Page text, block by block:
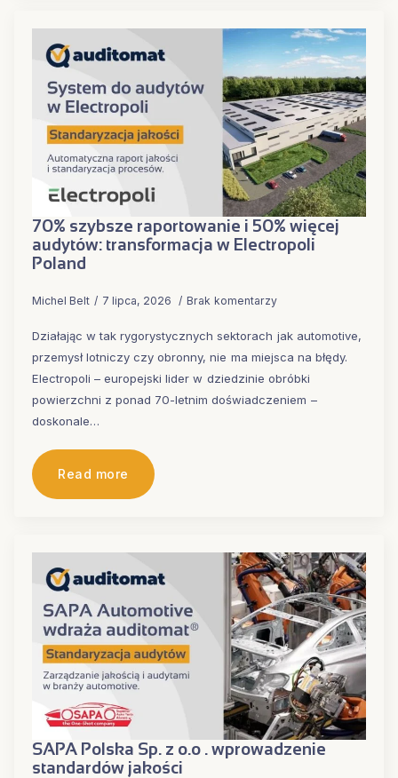
70% szybsze raportowanie i 50% więcej
audytów: transformacja w Electropoli
Poland
Michel Belt 7 lipca, 2026 Brak komentarzy
Działając w tak rygorystycznych sektorach jak automotive,
przemysł lotniczy czy obronny, nie ma miejsca na błędy.
Electropoli – europejski lider w dziedzinie obróbki
powierzchni z ponad 70-letnim doświadczeniem –
doskonale…
Read more
SAPA Polska Sp. z o.o . wprowadzenie
standardów jakości